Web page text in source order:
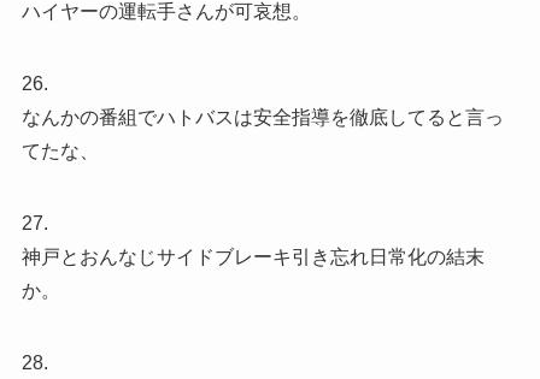
ハイヤーの運転手さんが可哀想。
26.
なんかの番組でハトバスは安全指導を徹底してると言っ
てたな、
27.
神戸とおんなじサイドブレーキ引き忘れ日常化の結末
か。
28.